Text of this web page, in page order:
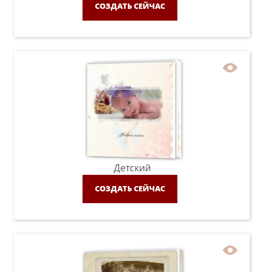
СОЗДАТЬ СЕЙЧАС
Детский
СОЗДАТЬ СЕЙЧАС